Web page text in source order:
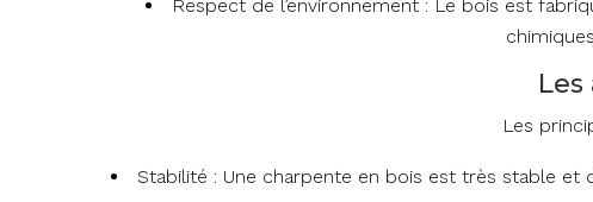
Respect de l’environnement : Le bois est
Les
Stabilité : Une charpente en bois est très stable